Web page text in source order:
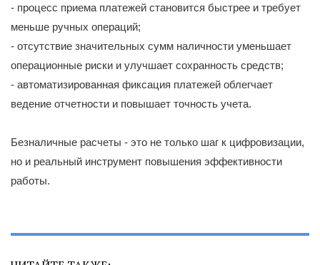
- процесс приема платежей становится быстрее и требует
меньше ручных операций;
- отсутствие значительных сумм наличности уменьшает
операционные риски и улучшает сохранность средств;
- автоматизированная фиксация платежей облегчает
ведение отчетности и повышает точность учета.
Безналичные расчеты - это не только шаг к цифровизации,
но и реальный инструмент повышения эффективности
работы.